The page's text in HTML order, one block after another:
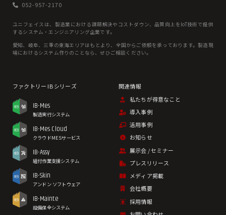
052-957-2170
ユニフェイスは、製造業における課題解決やコストダウン、品質向上をIoT技術で提供
するシステム・エンジニアリング企業です。
愛知、岐⾩、三重の東海エリアはもとより、全国からご依頼を承っております。製造現
場におけるシステム作りのことなら、ぜひご相談ください。
IB-Mes
製造実行システム
IB-Mes Cloud
クラウドMESサービス
IB-Assy
組付作業支援システム
IB-Skin
アンドン ソフトウェア
IB-Mainte
設備保全システム
私たちが得意なこと
導入事例
活用事例
お知らせ
展示会 / セミナー
プレスリリース
メディア掲載
会社概要
採用情報